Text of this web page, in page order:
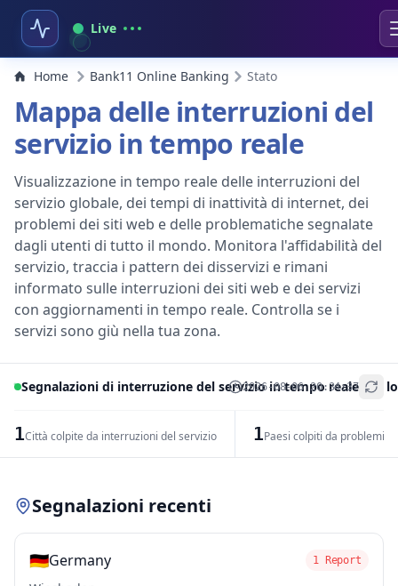
Live
Home Bank11 Online Banking Stato
Mappa delle interruzioni del
servizio in tempo reale
Visualizzazione in tempo reale delle interruzioni del
servizio globale, dei tempi di inattività di internet, dei
problemi dei siti web e delle problematiche segnalate
dagli utenti di tutto il mondo. Monitora l'affidabilità del
servizio, traccia i pattern dei disservizi e rimani
informato sulle interruzioni dei siti web e dei servizi
con aggiornamenti in tempo reale. Controlla se i
servizi sono giù nella tua zona.
Segnalazioni di interruzione del servizio in tempo reale per
2026-08-06 20:34:37
1Città colpite da interruzioni del servizio 1Paesi colpiti da problemi
+
Segnalazioni recenti
🇩🇪Germany 1 Report